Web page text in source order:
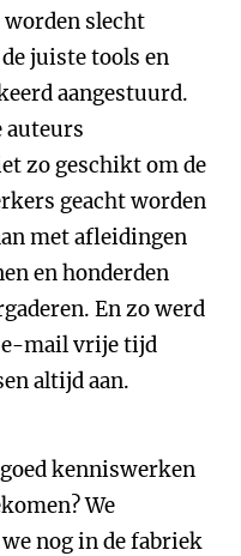
worden slecht
juiste tools en
aangestuurd.
auteurs
zo geschikt om de
geacht worden
met afleidingen
en honderden
En zo werd
e-mail vrije tijd
altijd aan.
kenniswerken
We
nog in de fabriek